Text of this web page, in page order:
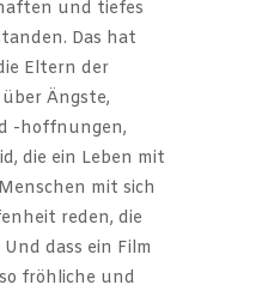
und tiefes
Das hat
Eltern der
Ängste,
-hoffnungen,
die ein Leben mit
mit sich
reden, die
dass ein Film
fröhliche und